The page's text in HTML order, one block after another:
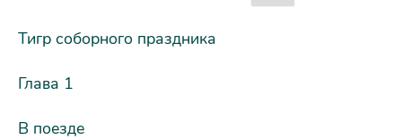
Тигр соборного праздника
Глава 1
В поезде